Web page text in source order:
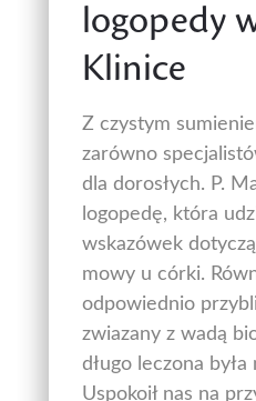
logopedy
Klinice
Z czystym
zarówno
dla dorosłych. P.
logopedę, która
wskazówek
mowy u córki.
odpowiednio
zwiazany z wadą
długo leczona
Uspokoił nas na